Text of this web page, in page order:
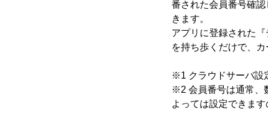
番された会員番号確
きます。
アプリに登録された
を持ち歩くだけで、
※1 クラウドサーバ設
※2 会員番号は通常、
よっては設定できま